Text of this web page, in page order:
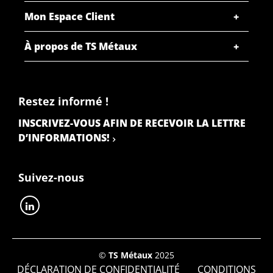
Description
Inox làc plat 304/304L 80x20 ca 6 mtr
Poids des pièces en kg
2400-0022-10020
Description
Prix brut
SÉLECTIONNER
Mon Espace Client
À propos de TS Métaux
Restez informé !
INSCRIVEZ-VOUS AFIN DE RECEVOIR LA LETTRE
D’INFORMATIONS!
Suivez-nous
© TS Métaux 2025
DÉCLARATION DE CONFIDENTIALITÉ CONDITIONS